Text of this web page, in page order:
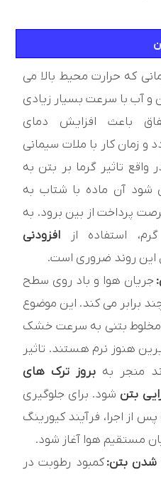
که حرارت محیط بالا می
و آب با سرعت بسیار زیادی
باعث افزایش دمای
و زمان کار با ملات سیمانی
تاثیر گرما بر بتن به
آن ماده با شتاب به
پرداخت از بین برود. به
استفاده از افزودنی
این روند ضروری است.
جریان هوا و باد روی سطح
برابر می کند. این موضوع
بتنی به سرعت خشک
هنوز نرم هستند. تاثیر
منجر به بروز ترک های
بتن شود. برای جلوگیری
از اجرا، فرآیند کیورینگ
مستقیم هوا آغاز شود.
شدن بتن:کمبود رطوبت در